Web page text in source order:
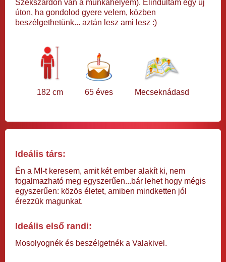
Szekszárdon van a munkahelyem). Elindultam egy új
úton, ha gondolod gyere velem, közben
beszélgethetünk... aztán lesz ami lesz :)
182 cm 65 éves Mecseknádasd
Ideális társ:
Én a MI-t keresem, amit két ember alakít ki, nem
fogalmazható meg egyszerűen...bár lehet hogy mégis
egyszerűen: közös életet, amiben mindketten jól
érezzük magunkat.
Ideális első randi:
Mosolyognék és beszélgetnék a Valakivel.